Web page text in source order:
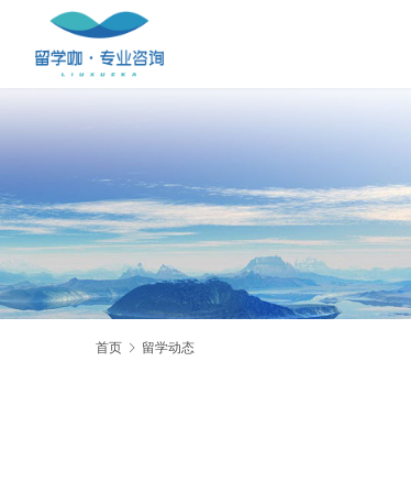
首页 留学动态